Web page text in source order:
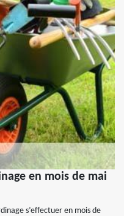
en mois de mai
s’effectuer en mois de